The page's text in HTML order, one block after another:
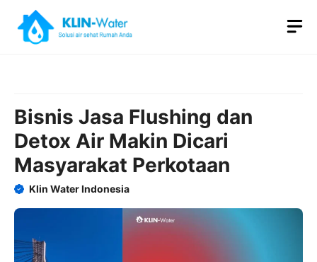
content
Bisnis Jasa Flushing dan
Detox Air Makin Dicari
Masyarakat Perkotaan
Klin Water Indonesia